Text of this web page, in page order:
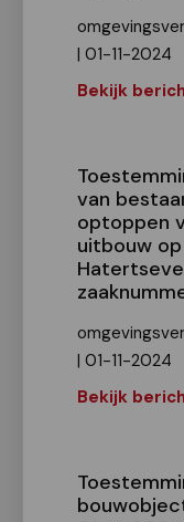
| 01-11-2024
Bekijk
van
optoppen
uitbouw
| 01-11-2024
Bekijk